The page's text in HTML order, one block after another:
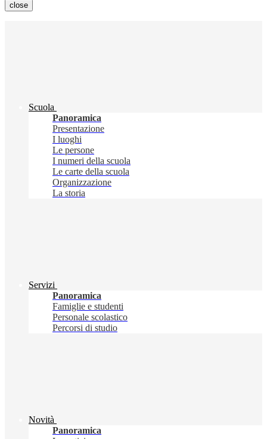
close
Scuola
Panoramica
Presentazione
I luoghi
Le persone
I numeri della scuola
Le carte della scuola
Organizzazione
La storia
Servizi
Panoramica
Famiglie e studenti
Personale scolastico
Percorsi di studio
Novità
Panoramica